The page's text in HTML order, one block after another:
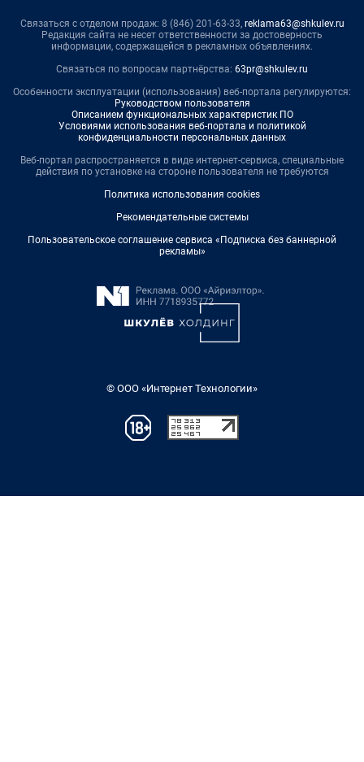
Связаться с отделом продаж: 8 (846) 201-63-33, reklama63@shkulev.ru
Редакция сайта не несет ответственности за достоверность
информации, содержащейся в рекламных объявлениях.
Связаться по вопросам партнёрства: 63pr@shkulev.ru
Особенности эксплуатации (использования) веб-портала регулируются:
Руководством пользователя
Описанием функциональных характеристик ПО
Условиями использования веб-портала и политикой
конфиденциальности персональных данных
Веб-портал распространяется в виде интернет-сервиса, специальные
действия по установке на стороне пользователя не требуются
Политика использования cookies
Рекомендательные системы
Пользовательское соглашение сервиса «Подписка без баннерной
рекламы»
© ООО «Интернет Технологии»